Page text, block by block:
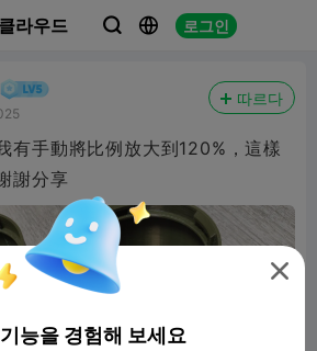
라우드   로그인
따르다
有手動將比例放大到120%，這樣
謝分享

능을 경험해 보세요